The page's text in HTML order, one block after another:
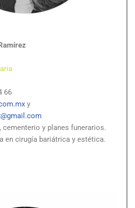
66
y
cementerio y planes funerarios.
en cirugía bariátrica y estética.